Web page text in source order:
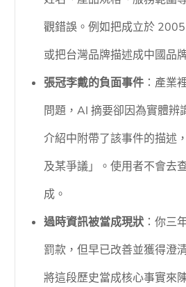
觀錯誤。例如把成立於
或把台灣品牌描述成中國品
張冠李戴的負面事件 ：產業
問題，AI 摘要卻因為實體辨
介紹中附帶了該事件的描述
及某爭議」。使用者不會去
成。
過時資訊被當成現狀 ：你三
罰款，但早已改善並獲得澄
將這段歷史當成核心事實來